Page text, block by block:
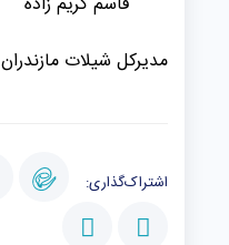
مدیرکل شیلات مازندران
اشتراک‌گذاری: